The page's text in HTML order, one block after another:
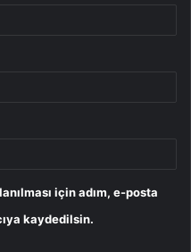
için adım, e-posta
kaydedilsin.